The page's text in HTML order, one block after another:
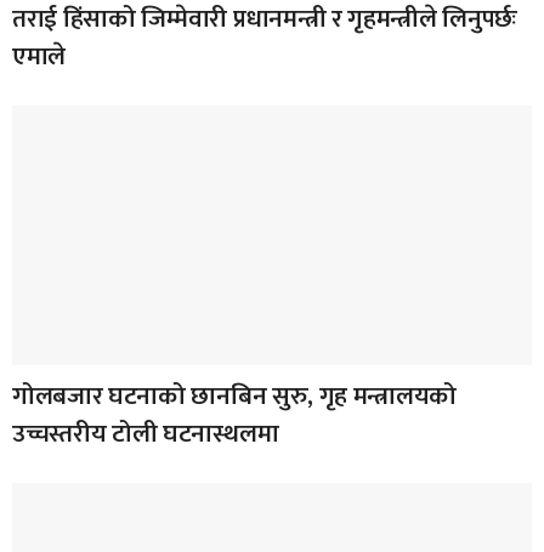
तराई हिंसाको जिम्मेवारी प्रधानमन्त्री र गृहमन्त्रीले लिनुपर्छः
एमाले
गोलबजार घटनाको छानबिन सुरु, गृह मन्त्रालयको
उच्चस्तरीय टोली घटनास्थलमा